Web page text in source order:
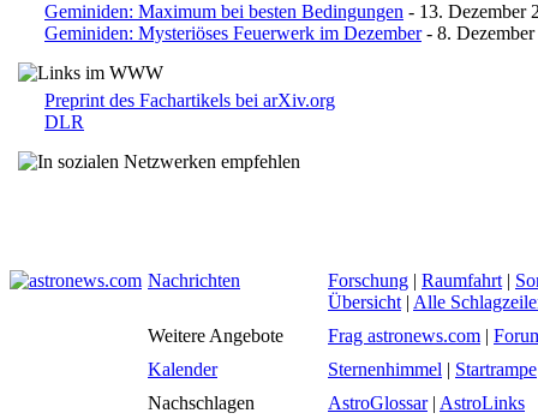
Geminiden: Maximum bei besten Bedingungen - 13. Dezember
Geminiden: Mysteriöses Feuerwerk im Dezember- 8. Dezember
Preprint des Fachartikels bei arXiv.org
DLR
Nachrichten Forschung | Raumfahrt |
Übersicht | Alle
Weitere Angebote
Frag astronews.com |
Kalender
Sternenhimmel | Startrampe
Nachschlagen
AstroGlossar| AstroLinks